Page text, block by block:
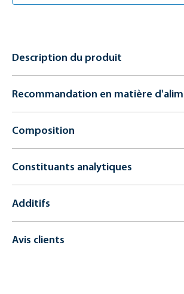
Description du produit
Recommandation en matière
Composition
Constituants analytiques
Additifs
Avis clients